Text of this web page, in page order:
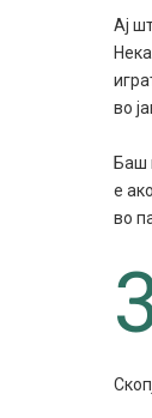
Ај
во
Баш
е
во